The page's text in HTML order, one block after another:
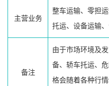
主营业务
整车运输、零担
托运、设备运输
备注
由于市场环境及
备、轿车托运、
格会随着各种行